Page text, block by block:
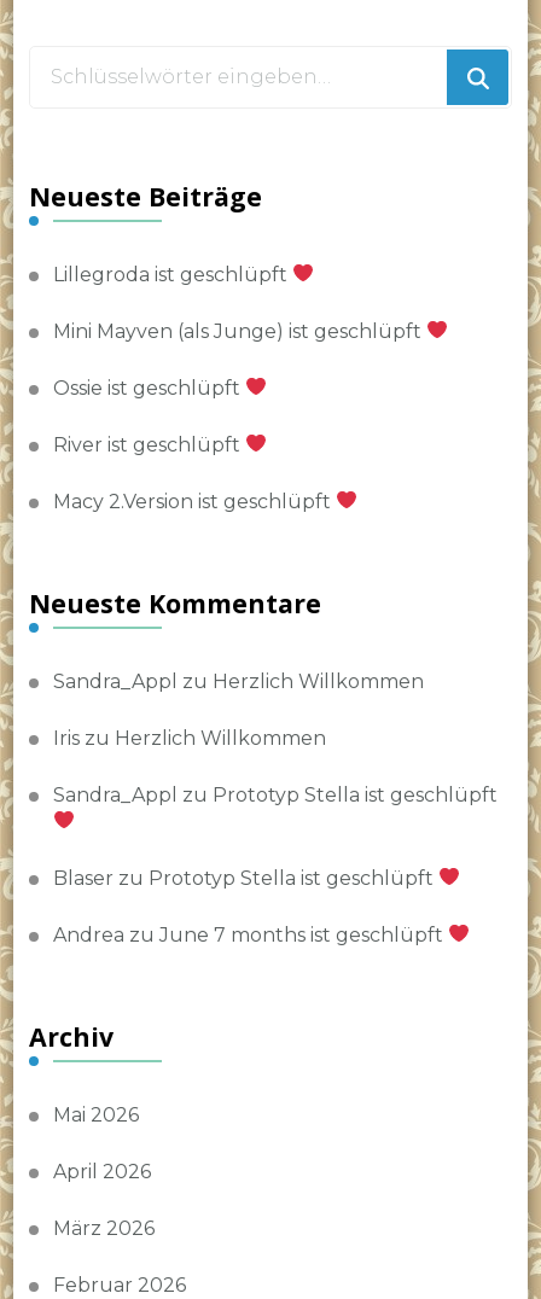
Neueste Beiträge
Lillegroda ist geschlüpft
Mini Mayven (als Junge) ist geschlüpft
Ossie ist geschlüpft
River ist geschlüpft
Macy 2.Version ist geschlüpft
Neueste Kommentare
Sandra_Appl zu Herzlich Willkommen
Iriszu Herzlich Willkommen
Sandra_Appl zu Prototyp Stella ist geschlüpft
Blaser zu Prototyp Stella ist geschlüpft
Andrea zuJune 7 months ist geschlüpft
Archiv
Mai 2026
April 2026
März 2026
Februar 2026